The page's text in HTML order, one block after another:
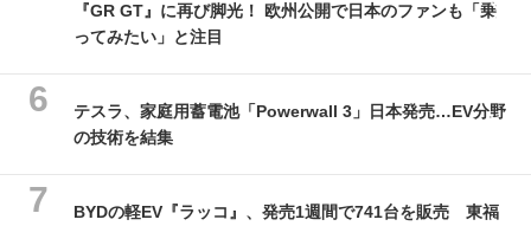
『GR GT』に再び脚光！ 欧州公開で日本のファンも「乗
ってみたい」と注目
テスラ、家庭用蓄電池「Powerwall 3」日本発売…EV分野
の技術を結集
BYDの軽EV『ラッコ』、発売1週間で741台を販売 東福